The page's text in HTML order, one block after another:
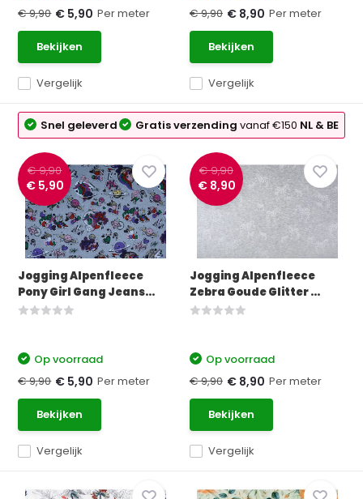
Vergelijk
€ 9,90 € 5,90 Per meter
Bekijken
Vergelijk
€ 9,90 € 8,90 Per meter
Bekijken
Snel geleverd Gratis verzendingvanaf €150 NL & BE
€ 9,90
€ 5,90
Jogging Alpenfleece
Pony Girl Gang Jeans...
Vergelijk
Op voorraad
€ 9,90 € 5,90 Per meter
Bekijken
€ 9,90
€ 8,90
Jogging Alpenfleece
Zebra Goude Glitter ...
Vergelijk
Op voorraad
€ 9,90 € 8,90 Per meter
Bekijken